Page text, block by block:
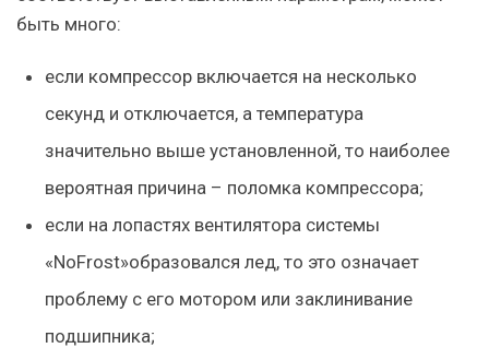
быть много:
если компрессор включается на несколько
секунд и отключается, а температура
значительно выше установленной, то наиболее
вероятная причина – поломка компрессора;
если на лопастях вентилятора системы
«NoFrost»образовался лед, то это означает
проблему с его мотором или заклинивание
подшипника;